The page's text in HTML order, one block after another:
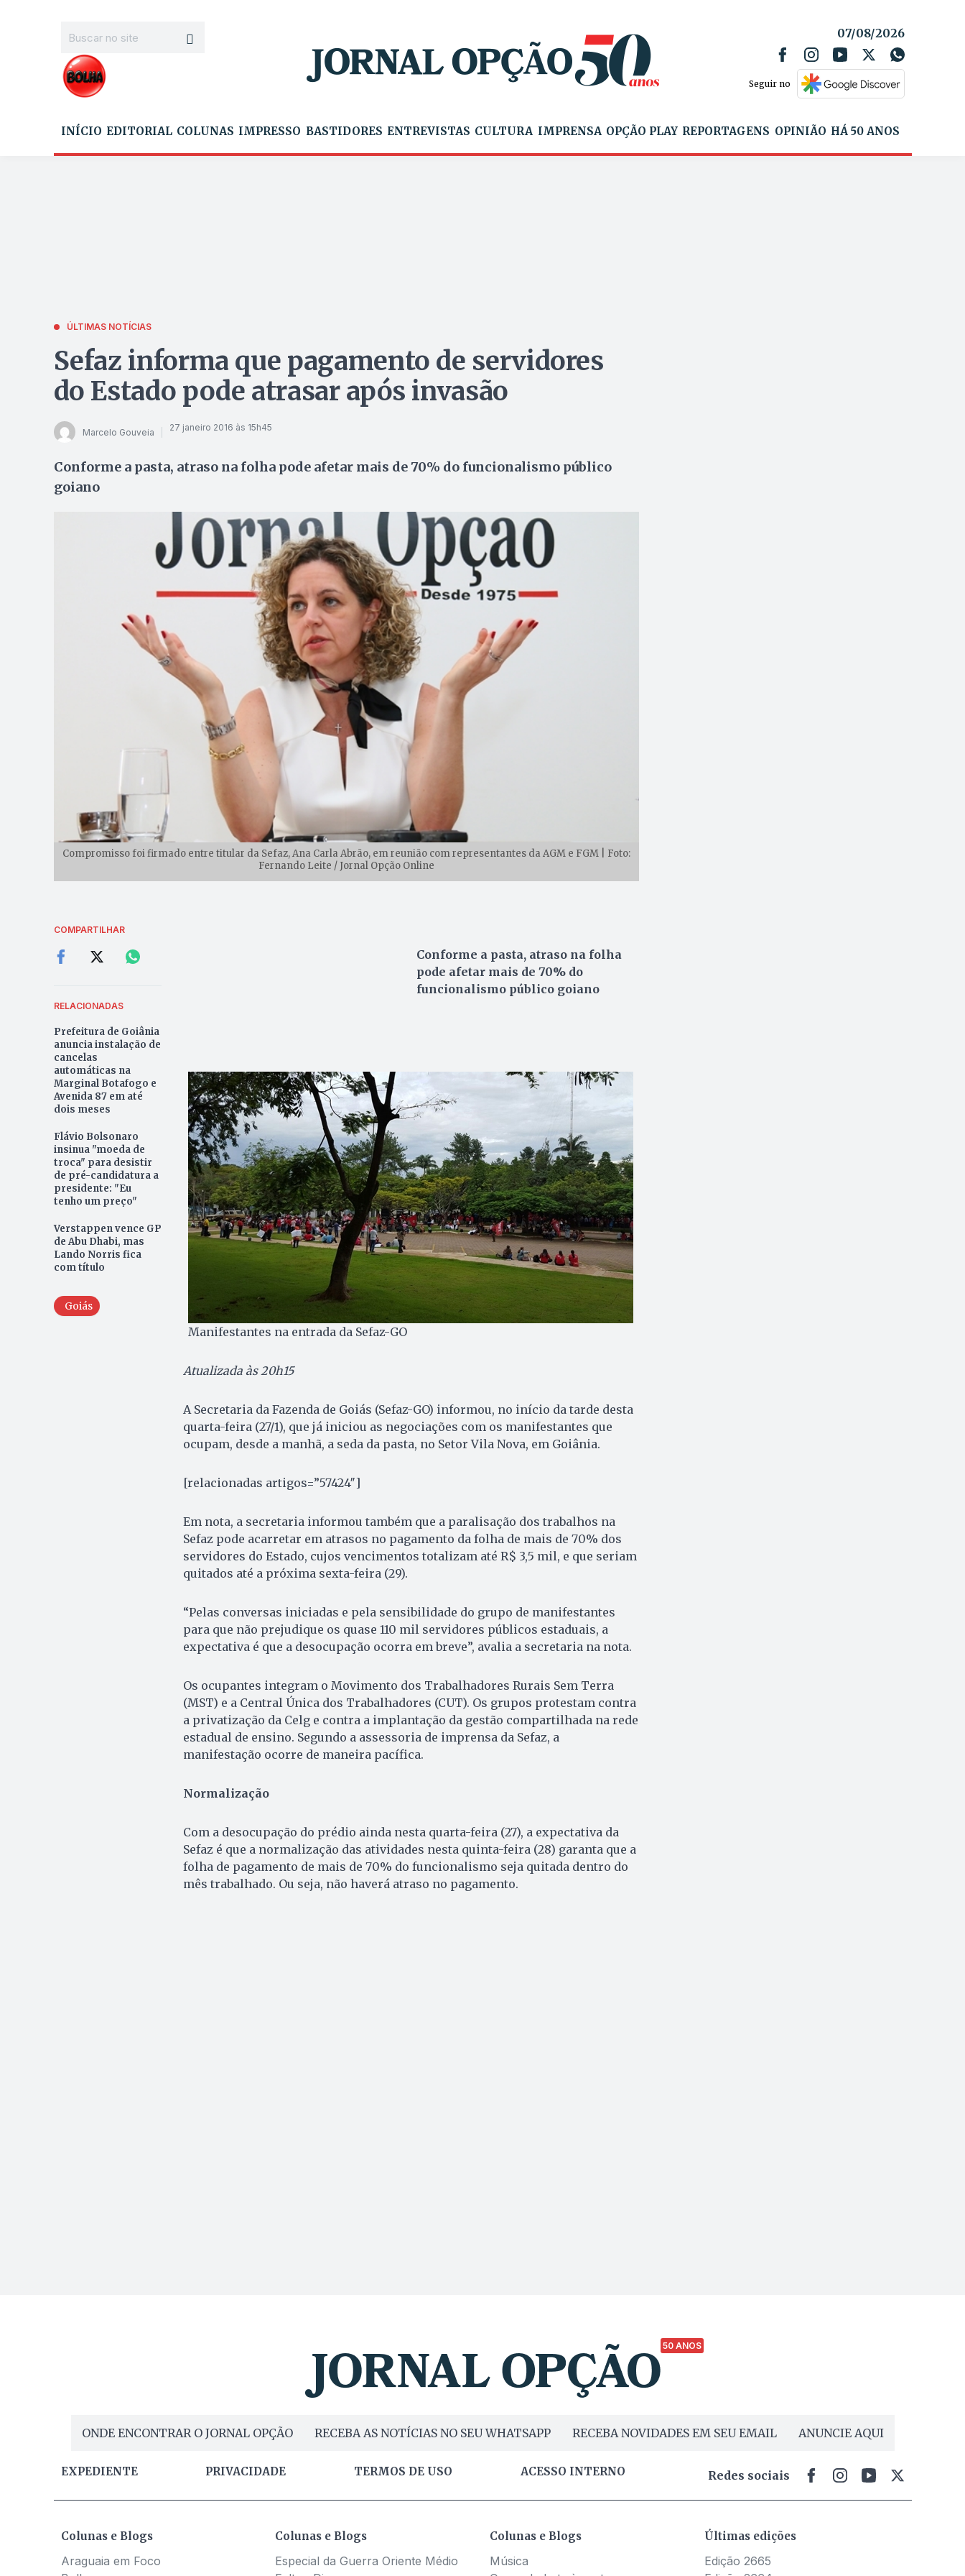
07/08/2026
Seguir no
INÍCIO EDITORIAL COLUNAS IMPRESSO BASTIDORES ENTREVISTAS CULTURA IMPRENSA OPÇÃO PLAY REPORTAGENS OPINIÃO HÁ 50 ANOS
ÚLTIMAS NOTÍCIAS
Sefaz informa que pagamento de servidores
do Estado pode atrasar após invasão
Marcelo Gouveia 27 janeiro 2016 às 15h45
Conforme a pasta, atraso na folha pode afetar mais de 70% do funcionalismo público
goiano
Compromisso foi firmado entre titular da Sefaz, Ana Carla Abrão, em reunião com representantes da AGM e FGM | Foto:
Fernando Leite / Jornal Opção Online
COMPARTILHAR
RELACIONADAS
Prefeitura de Goiânia
anuncia instalação de
cancelas
automáticas na
Marginal Botafogo e
Avenida 87 em até
dois meses
Flávio Bolsonaro
insinua "moeda de
troca" para desistir
de pré-candidatura a
presidente: "Eu
tenho um preço"
Verstappen vence GP
de Abu Dhabi, mas
Lando Norris fica
com título
Goiás
Conforme a pasta, atraso na folha
pode afetar mais de 70% do
funcionalismo público goiano
Manifestantes na entrada da Sefaz-GO
Atualizada às 20h15
A Secretaria da Fazenda de Goiás (Sefaz-GO) informou, no início da tarde desta
quarta-feira (27/1), que já iniciou as negociações com os manifestantes que
ocupam, desde a manhã, a seda da pasta, no Setor Vila Nova, em Goiânia.
[relacionadas artigos=”57424″]
Em nota, a secretaria informou também que a paralisação dos trabalhos na
Sefaz pode acarretar em atrasos no pagamento da folha de mais de 70% dos
servidores do Estado, cujos vencimentos totalizam até R$ 3,5 mil, e que seriam
quitados até a próxima sexta-feira (29).
“Pelas conversas iniciadas e pela sensibilidade do grupo de manifestantes
para que não prejudique os quase 110 mil servidores públicos estaduais, a
expectativa é que a desocupação ocorra em breve”, avalia a secretaria na nota.
Os ocupantes integram o Movimento dos Trabalhadores Rurais Sem Terra
(MST) e a Central Única dos Trabalhadores (CUT). Os grupos protestam contra
a privatização da Celg e contra a implantação da gestão compartilhada na rede
estadual de ensino. Segundo a assessoria de imprensa da Sefaz, a
manifestação ocorre de maneira pacífica.
Normalização
Com a desocupação do prédio ainda nesta quarta-feira (27), a expectativa da
Sefaz é que a normalização das atividades nesta quinta-feira (28) garanta que a
folha de pagamento de mais de 70% do funcionalismo seja quitada dentro do
mês trabalhado. Ou seja, não haverá atraso no pagamento.
50 ANOS
ONDE ENCONTRAR O JORNAL OPÇÃO RECEBA AS NOTÍCIAS NO SEU WHATSAPP RECEBA NOVIDADES EM SEU EMAIL ANUNCIE AQUI
EXPEDIENTE PRIVACIDADE TERMOS DE USO ACESSO INTERNO Redes sociais
Colunas e Blogs
Araguaia em Foco
Colunas e Blogs
Especial da Guerra Oriente Médio
Colunas e Blogs
Música
Últimas edições
Edição 2665